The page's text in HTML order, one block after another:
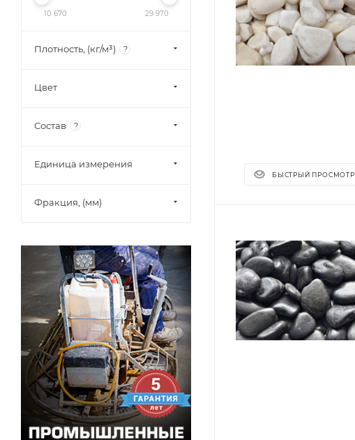
БЫСТРЫЙ ПРОСМОТР
10 670 29 970
Плотность, (кг/м³) ?
Цвет
Состав ?
Единица измерения
Фракция, (мм)